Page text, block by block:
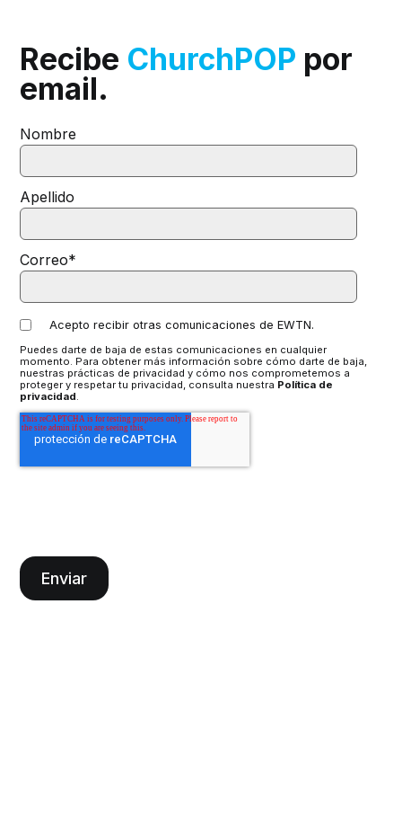
Recibe ChurchPOP por
email.
Nombre
Apellido
Correo*
Acepto recibir otras comunicaciones de EWTN.
Puedes darte de baja de estas comunicaciones en cualquier
momento. Para obtener más información sobre cómo darte de baja,
nuestras prácticas de privacidad y cómo nos comprometemos a
proteger y respetar tu privacidad, consulta nuestra Política de
privacidad